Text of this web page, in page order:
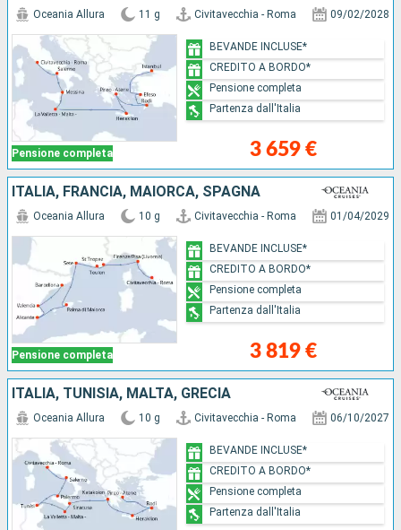
Pensione completa
Oceania Allura 11 g Civitavecchia - Roma 09/02/2028
3 659 €
BEVANDE INCLUSE*
CREDITO A BORDO*
Pensione completa
Partenza dall'Italia
ITALIA, FRANCIA, MAIORCA, SPAGNA
Pensione completa
Oceania Allura 10 g Civitavecchia - Roma 01/04/2029
3 819 €
BEVANDE INCLUSE*
CREDITO A BORDO*
Pensione completa
Partenza dall'Italia
ITALIA, TUNISIA, MALTA, GRECIA
Oceania Allura 10 g Civitavecchia - Roma 06/10/2027
BEVANDE INCLUSE*
CREDITO A BORDO*
Pensione completa
Partenza dall'Italia